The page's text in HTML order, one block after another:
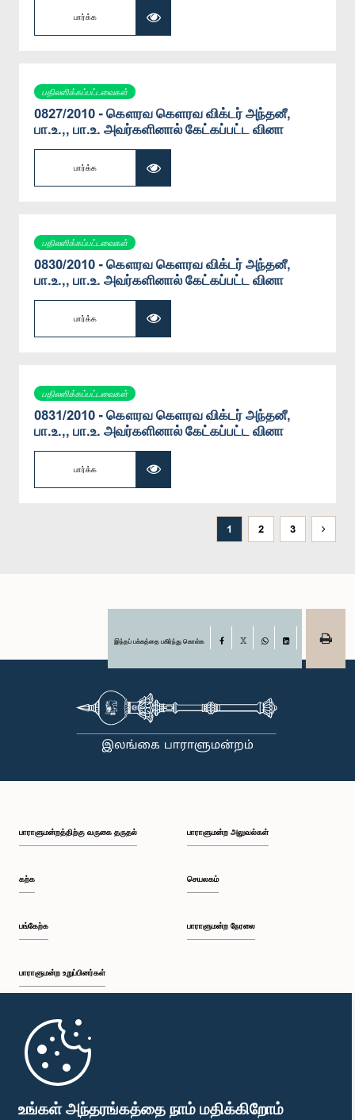
உங்கள் அந்தரங்கத்தை நாம் மதிக்கிறோம்
பார்க்க
பதிலளிக்கப்பட்டவைகள்
0827/2010 - கௌரவ கெளரவ விக்டர் அந்தனீ,
பா.உ.,, பா.உ. அவர்களினால் கேட்கப்பட்ட வினா
பார்க்க
பதிலளிக்கப்பட்டவைகள்
0830/2010 - கௌரவ கெளரவ விக்டர் அந்தனீ,
பா.உ.,, பா.உ. அவர்களினால் கேட்கப்பட்ட வினா
பார்க்க
பதிலளிக்கப்பட்டவைகள்
0831/2010 - கௌரவ கெளரவ விக்டர் அந்தனீ,
பா.உ.,, பா.உ. அவர்களினால் கேட்கப்பட்ட வினா
பார்க்க
1 2 3
இந்தப் பக்கத்தை பகிர்ந்து கொள்க Facebook
பாராளுமன்றத்திற்கு வருகை தருதல்
கற்க
பங்கேற்க
பாராளுமன்ற உறுப்பினர்கள்
முதற்பக்கம்
பாராளுமன்ற அலுவல்கள்
செயலகம்
பாராளுமன்ற நேரலை
பாராளுமன்ற கையடக்க செயலி